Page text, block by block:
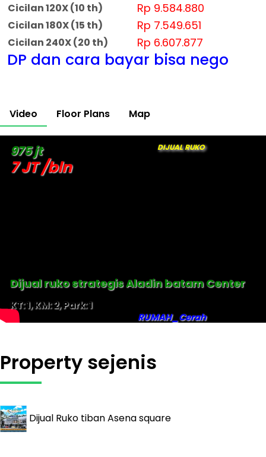
Cicilan 120X (10 th)
Rp 9.584.880
Cicilan 180X (15 th) Rp 7.549.651
Cicilan 240X (20 th) Rp 6.607.877
DP dan cara bayar bisa nego
Video Floor Plans Map
975 jt DIJUAL RUKO
7 JT /bln
Dijual ruko strategis Aladin batam Center
KT: 1, KM: 2, Park: 1
RUMAH_Cerah
Property sejenis
Dijual Ruko tiban Asena square